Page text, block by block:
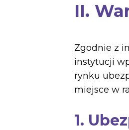
II.
Zgodnie z
instytucji
rynku
miejsce w
1.